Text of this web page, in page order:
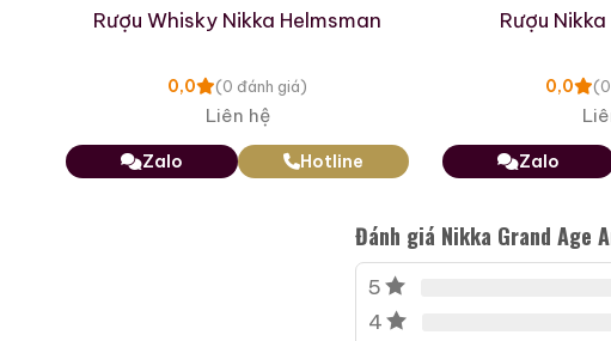
Giới Thiệu Một Số Mẫu
Rượu Whisky Nikka Helmsman
0,0 (0 đánh giá)
Liên hệ
Zalo Hotline
Rượu
0,0
Zalo
Đánh giá Nikka Grand Age
5
4